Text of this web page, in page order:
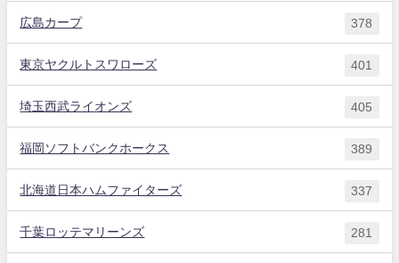
広島カープ 378
東京ヤクルトスワローズ 401
埼玉西武ライオンズ 405
福岡ソフトバンクホークス 389
北海道日本ハムファイターズ 337
千葉ロッテマリーンズ 281